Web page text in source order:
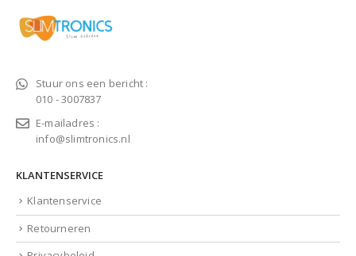
Stuur ons een bericht :
010 - 3007837
E-mailadres :
info@slimtronics.nl
KLANTENSERVICE
Klantenservice
Retourneren